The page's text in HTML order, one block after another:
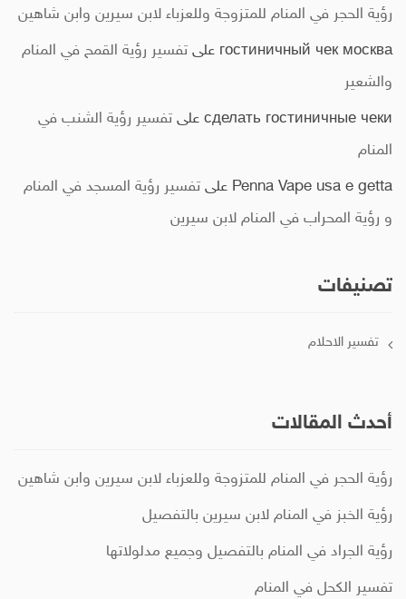
رؤية الحجر في المنام للمتزوجة وللعزباء لابن سيرين وابن شاهين
гостиничный чек москва على تفسير رؤية القمح في المنام
والشعير
сделать гостиничные чеки على تفسير رؤية الشنب في
المنام
Penna Vape usa e getta على تفسير رؤية المسجد في المنام
و رؤية المحراب في المنام لابن سيرين
تصنيفات
تفسير الاحلام
أحدث المقالات
رؤية الحجر في المنام للمتزوجة وللعزباء لابن سيرين وابن شاهين
رؤية الخبز في المنام لابن سيرين بالتفصيل
رؤية الجراد في المنام بالتفصيل وجميع مدلولاتها
تفسير الكحل في المنام